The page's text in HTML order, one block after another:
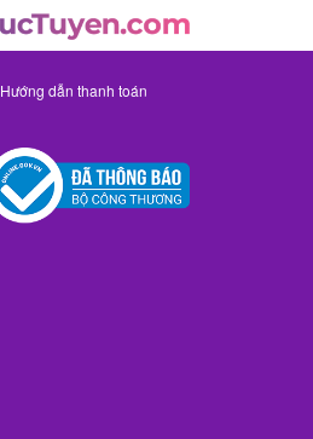
Hướng dẫn thanh toán